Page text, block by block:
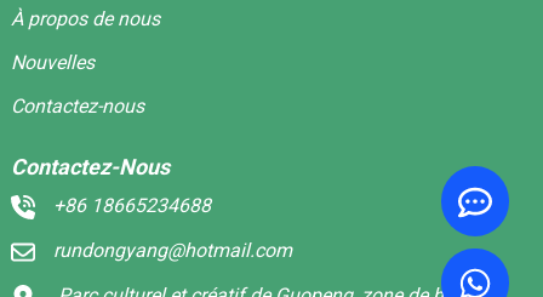
À propos de nous
Nouvelles
Contactez-nous
Contactez-Nous
+86 18665234688
rundongyang@hotmail.com